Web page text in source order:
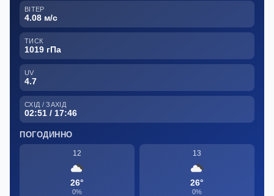
ВІТЕР
4.08 м/с
ТИСК
1019 гПа
UV
4.7
СХІД / ЗАХІД
02:51 / 17:46
ПОГОДИННО
12
26°
0%
13
26°
0%